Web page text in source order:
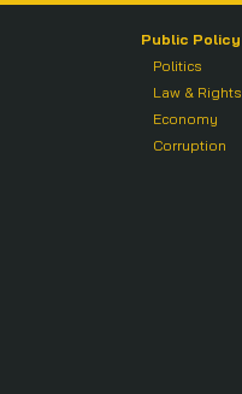
Public Policy
Politics
Law & Rights
Economy
Corruption